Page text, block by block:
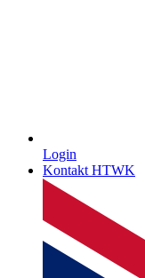
Login
Kontakt HTWK